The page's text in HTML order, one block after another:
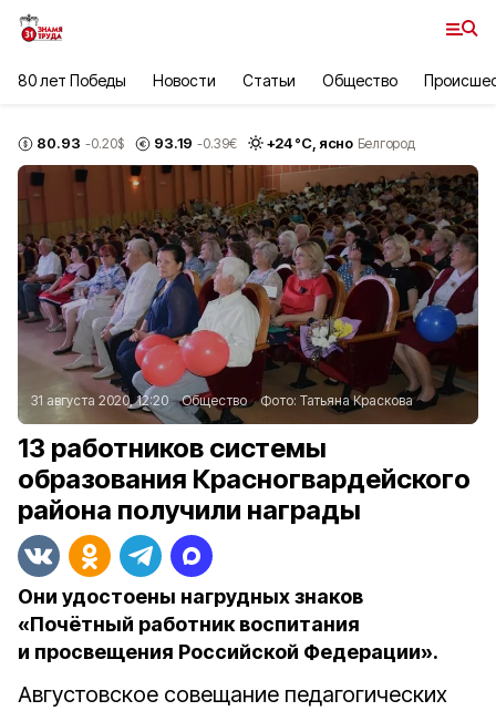
80 лет Победы Новости Статьи Общество
80.93 -0.20$ 93.19 -0.39€ +24°С, ясно Белгород
31 августа 2020, 12:20 Общество Фото: Татьяна Краскова
13 работников системы
образования Красногвардейского
района получили награды
Они удостоены нагрудных знаков
«Почётный работник воспитания
и просвещения Российской Федерации».
Августовское совещание педагогических